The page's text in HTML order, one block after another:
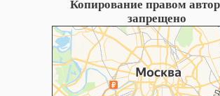
Копирование правом
запрещено